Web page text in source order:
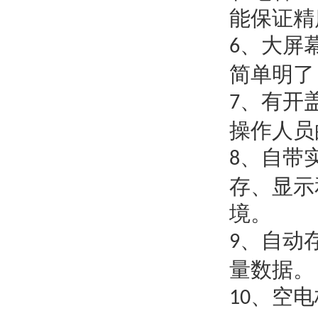
能保证
6、大屏
简单明
7、有开
操作人
8、自带
存、显
境。
9、自动
量数据。
10、空